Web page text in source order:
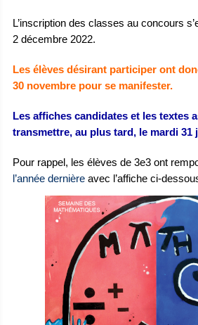
L’inscription des classes au concours
2 décembre 2022.
Les élèves désirant participer ont
30 novembre pour se manifester.
Les affiches candidates et les textes
transmettre, au plus tard, le mardi 31
Pour rappel, les élèves de 3e3 ont
l’année dernière avec l’affiche ci-